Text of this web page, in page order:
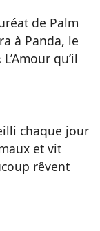
de Palm
à Panda, le
qu’il
chaque jour
et vit
rêvent